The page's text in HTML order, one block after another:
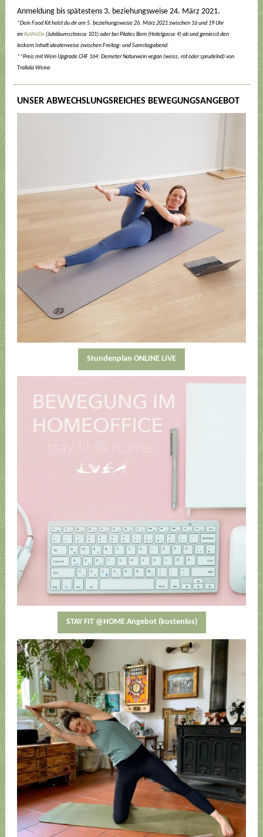
Anmeldung bis spätestens 3. beziehungsweise 24. März 2021.
*Dein Food Kit holst du dir am 5. beziehungsweise 26. März 2021 zwischen 16 und 19 Uhr
imKaWeDe(Jubiläumsstrasse 101) oder bei Pilates Bern (Hotelgasse 4) ab und geniesst den
leckern Inhalt idealerweise zwischen Freitag- und Samstagabend.
**Preis mit Wein Upgrade CHF 164: Demeter Naturwein vegan (weiss, rot oder sprudelnd) von
Trallala Weine
UNSER ABWECHSLUNGSREICHES BEWEGUNGSANGEBOT
Stundenplan ONLINE LIVE
STAY FIT @HOME Angebot (kostenlos)